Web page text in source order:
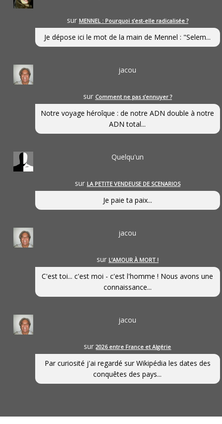
sur MENNEL : Pourquoi s’est-elle radicalisée ?
Je dépose ici le mot de la main de Mennel : "Selem...
jacou
sur Comment ne pas s’ennuyer ?
Notre voyage héroîque : de notre ADN double à notre
ADN total...
Quelqu'un
sur LA PETITE VENDEUSE DE SCENARIOS
Je paie ta paix...
jacou
sur L’AMOUR À MORT !
C'est toi... c'est moi - c'est l'homme ! Nous avons une
connaissance...
jacou
sur2026 entre France et Algérie
Par curiosité j'ai regardé sur Wikipédia les dates des
conquêtes des pays...